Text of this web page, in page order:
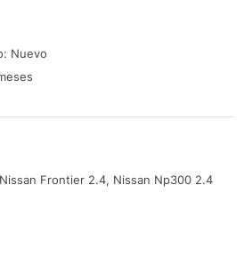
Nuevo
Frontier 2.4, Nissan Np300 2.4